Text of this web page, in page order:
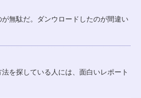
無駄だ。ダンウロードしたのが間違い
を探している人には、面白いレポート